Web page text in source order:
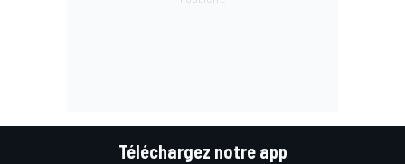
Téléchargez notre app